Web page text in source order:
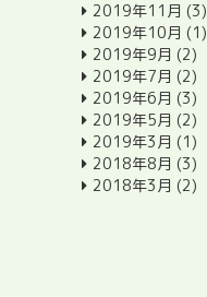
2019年11月 (3)
2019年10月 (1)
2019年9月 (2)
2019年7月 (2)
2019年6月 (3)
2019年5月 (2)
2019年3月 (1)
2018年8月 (3)
2018年3月 (2)